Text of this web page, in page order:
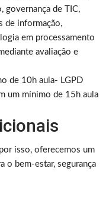
governança de TIC,
de informação,
em processamento
avaliação e
de 10h aula- LGPD
um mínimo de 15h aula
isso, oferecemos um
o bem-estar, segurança